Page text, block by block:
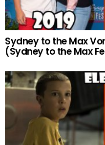
Sydney to the Max
(Sydney to the Max